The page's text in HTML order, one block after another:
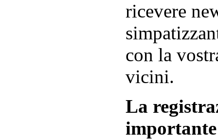
ricevere
con la
vicini.
La